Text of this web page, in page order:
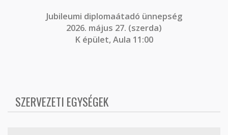
Jubileumi diplomaátadó ünnepség
2026. május 27. (szerda)
K épület, Aula 11:00
SZERVEZETI EGYSÉGEK